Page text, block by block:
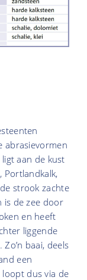
abrasievormen
aan de kust
Portlandkalk,
strook zachte
is de zee door
en heeft
liggende
baai, deels
een
loopt dus via de